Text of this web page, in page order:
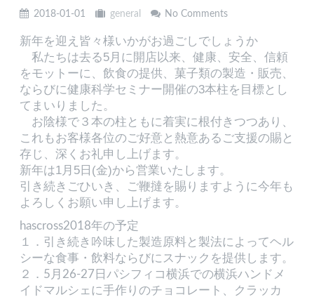
2018-01-01 general No Comments
新年を迎え皆々様いかがお過ごしでしょうか
私たちは去る5月に開店以来、健康、安全、信頼
をモットーに、飲食の提供、菓子類の製造・販売、
ならびに健康科学セミナー開催の3本柱を目標とし
てまいりました。
お陰様で３本の柱ともに着実に根付きつつあり、
これもお客様各位のご好意と熱意あるご支援の賜と
存じ、深くお礼申し上げます。
新年は1月5日(金)から営業いたします。
引き続きごひいき、ご鞭撻を賜りますように今年も
よろしくお願い申し上げます。
hascross2018年の予定
１．引き続き吟味した製造原料と製法によってヘル
シーな食事・飲料ならびにスナックを提供します。
２．5月26-27日パシフィコ横浜での横浜ハンドメ
イドマルシェに手作りのチョコレート、クラッカ